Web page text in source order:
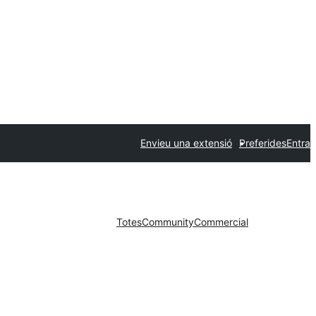
Envieu una extensió PreferidesEntra
TotesCommunityCommercial